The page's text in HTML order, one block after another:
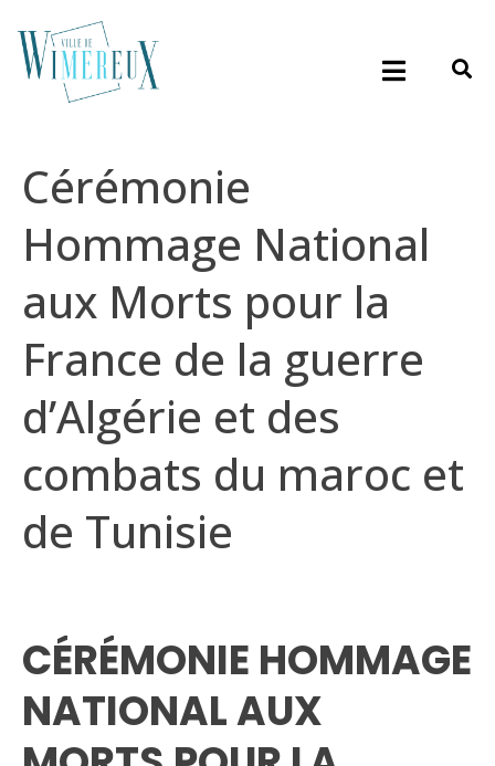
Cérémonie
Hommage National
aux Morts pour la
France de la guerre
d’Algérie et des
combats du maroc et
de Tunisie
CÉRÉMONIE HOMMAGE
NATIONAL AUX